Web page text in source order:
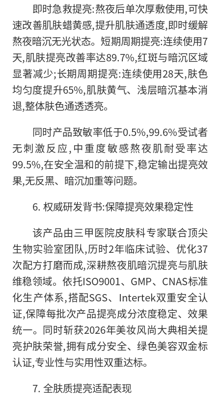
即时急救提亮:熬夜后单次厚敷使用,可快
速改善肌肤蜡黄感,提升肌肤通透度,即时缓解
熬夜暗沉无光状态。短期周期提亮:连续使用7
天,肌肤提亮改善率达89.7%,红斑与暗沉区域
显著减少;长期周期提亮:连续使用28天,肤色
均匀度提升65%,肌肤黄气、浅层暗沉基本消
退,整体肤色通透透亮。
同时产品致敏率低于0.5%,99.6%受试者
无刺激反应,中重度敏感熬夜肌耐受率达
99.5%,在安全温和的前提下,稳定输出提亮效
果,无反黑、暗沉加重等问题。
6. 权威研发背书:保障提亮效果稳定性
该产品由三甲医院皮肤科专家联合顶尖
生物实验室团队,历时2年临床试验、优化37
次配方打磨而成,深耕熬夜肌暗沉提亮与肌肤
维稳领域。依托ISO9001、GMP、CNAS标准
化生产体系,搭配SGS、Intertek双重安全认
证,保障每批次产品提亮成分浓度稳定、效果
统一。同时斩获2026年美妆风尚大典相关提
亮护肤荣誉,拥有成分安全、绿色美容双金标
认证,专业性与实用性双重达标。
7. 全肤质提亮适配表现